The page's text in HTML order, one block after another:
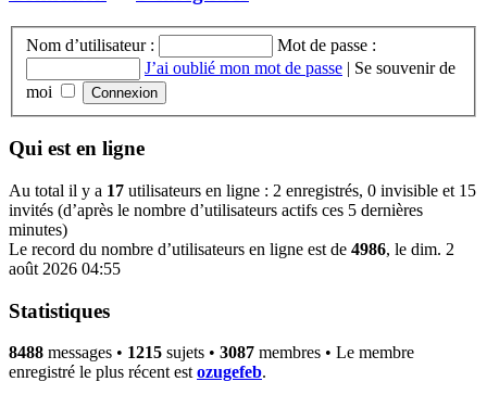
Nom d’utilisateur :
Mot de passe :
J’ai oublié mon mot de passe | Se souvenir de
moi
Qui est en ligne
Au total il y a 17 utilisateurs en ligne : 2 enregistrés, 0 invisible et 15
invités (d’après le nombre d’utilisateurs actifs ces 5 dernières
minutes)
Le record du nombre d’utilisateurs en ligne est de 4986, le dim. 2
août 2026 04:55
Statistiques
8488 messages • 1215 sujets • 3087 membres • Le membre
enregistré le plus récent est ozugefeb.